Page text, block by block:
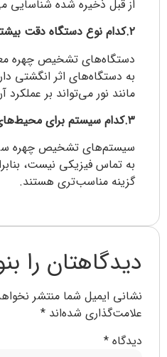
از قبل ذخیره شده شناسایی
۲.کدام نوع دستگاه دقت بیشتری دارد؟
دستگاه‌های تشخیص چهره
به دستگاه‌های اثر انگشتی
مانند نور می‌تواند بر عملکرد
۳.کدام سیستم برای محیط‌های شلوغ بهتر است؟
سیستم‌های تشخیص چهره
به تماس فیزیکی نیست،
گزینه مناسب‌تری هستند.
دیدگاهتان را
نشانی ایمیل شما منتشر
علامت‌گذاری شده‌اند *
دیدگاه *